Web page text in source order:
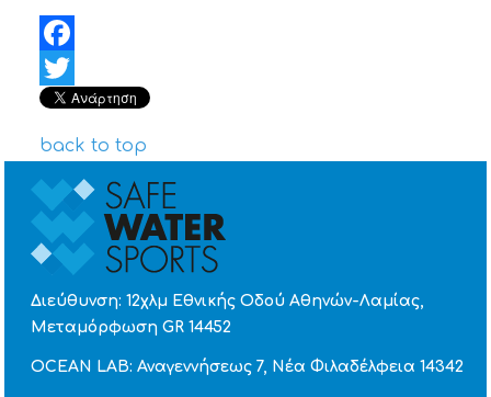
Facebook
Twitter
back to top
Διεύθυνση: 12χλμ Εθνικής Οδού Αθηνών-Λαμίας,
Μεταμόρφωση GR 14452
OCEAN LAB: Αναγεννήσεως 7, Νέα Φιλαδέλφεια 14342